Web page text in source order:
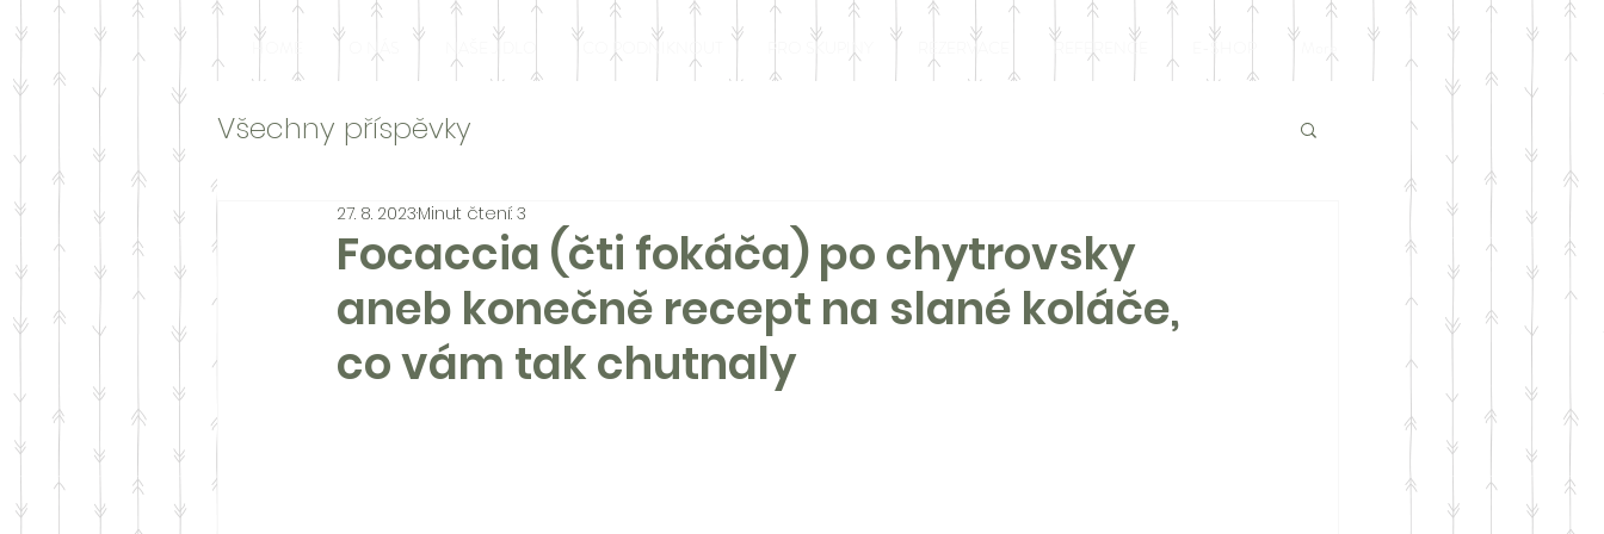
HOME O NÁS CO PODNIKNOUT PRO SKUPINY REZERVACE REFERENCE E-SHOP More
Všechny příspěvky
Focaccia (čti fokáča) po chytrovsky
aneb konečně recept na slané koláče,
co vám tak chutnaly
27. 8. 2023Minut čtení: 3